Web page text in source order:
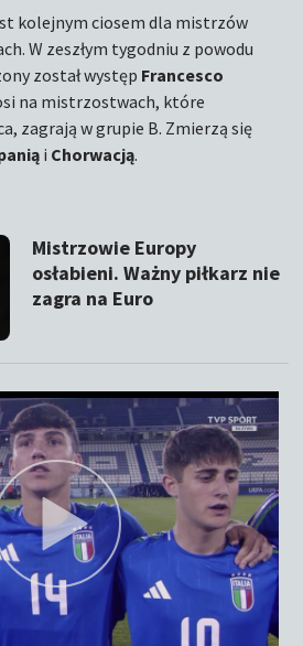
kolejnym ciosem dla mistrzów
W zeszłym tygodniu z powodu
został występ Francesco
na mistrzostwach, które
zagrają w grupie B. Zmierzą się
i Chorwacją.
Mistrzowie Europy
osłabieni. Ważny piłkarz nie
zagra na Euro